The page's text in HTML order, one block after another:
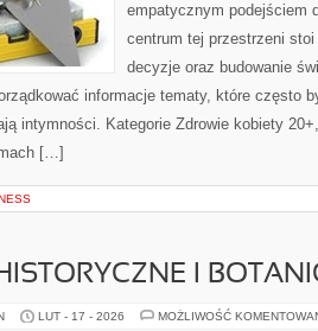
empatycznym podejściem
centrum tej przestrzeni
decyzje oraz budowanie
informacje tematy, które często
intymności. Kategorie Zdrowie kobiety
[…]
I
LUT - 17 - 2026 MOŻLIWOŚĆ